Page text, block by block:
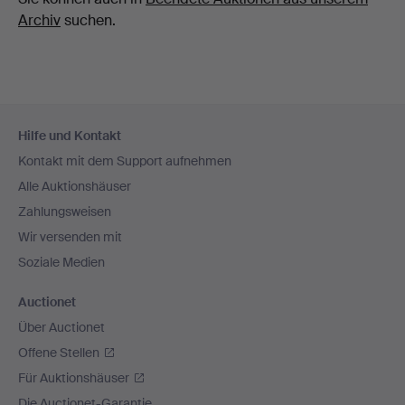
Archivsuchen.
Navigation
Hilfe und Kontakt
Kontakt mit dem Support aufnehmen
Alle Auktionshäuser
Zahlungsweisen
Wir versenden mit
Soziale Medien
Auctionet
Über Auctionet
Offene Stellen
Für Auktionshäuser